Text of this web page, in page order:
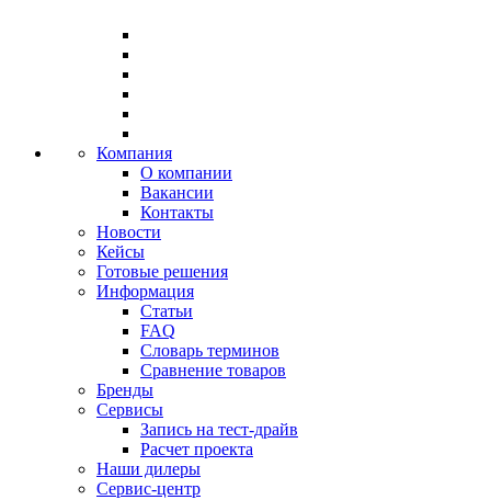
Компания
О компании
Вакансии
Контакты
Новости
Кейсы
Готовые решения
Информация
Статьи
FAQ
Словарь терминов
Сравнение товаров
Бренды
Сервисы
Запись на тест-драйв
Расчет проекта
Наши дилеры
Сервис-центр